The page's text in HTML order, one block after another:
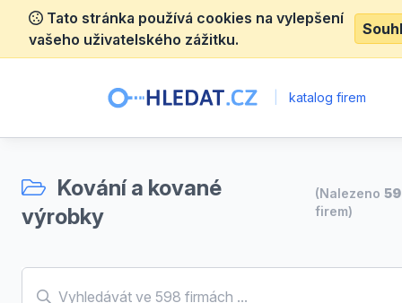
Tato stránka používá cookies na vylepšení
vašeho uživatelského zážitku.
katalog firem
Kování a kované
výrobky
(Nalezeno
firem)